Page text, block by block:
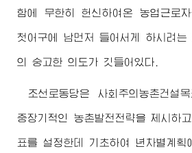
함에 무한히 헌신하여온 농업근로자
첫어구에 남먼저 들어서게 하시려는
의 숭고한 의도가 깃들어있다.
조선로동당은 사회주의농촌건설
중장기적인 농촌발전전략을 제시하
표를 설정한데 기초하여 년차별계획